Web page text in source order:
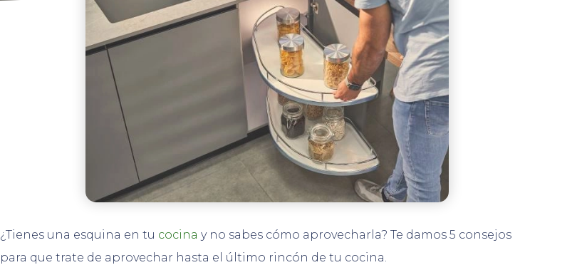
¿Tienes una esquina en tu cocina y no sabes cómo aprovecharla? Te damos 5 consejos
para que trate de aprovechar hasta el último rincón de tu cocina.